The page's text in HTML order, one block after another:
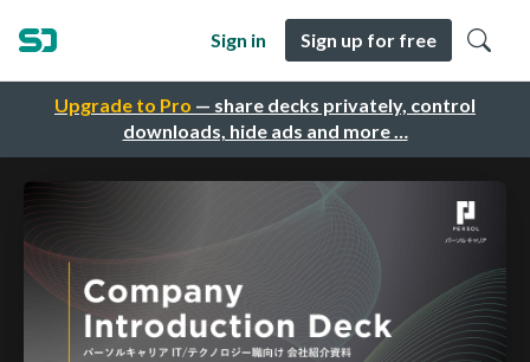
Upgrade to Pro — share decks privately, control
downloads, hide ads and more …
Sign in Sign up for free